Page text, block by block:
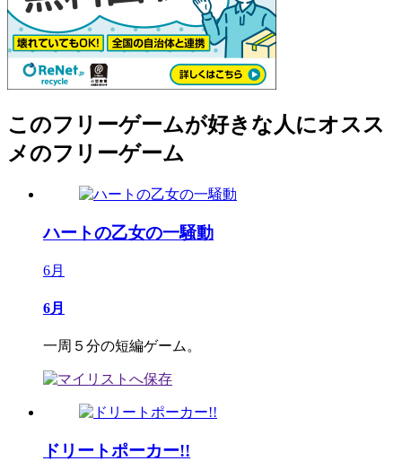
このフリーゲームが好きな人にオスス
メのフリーゲーム
ハートの乙女の一騒動
6月
6月
一周５分の短編ゲーム。
ドリートポーカー!!